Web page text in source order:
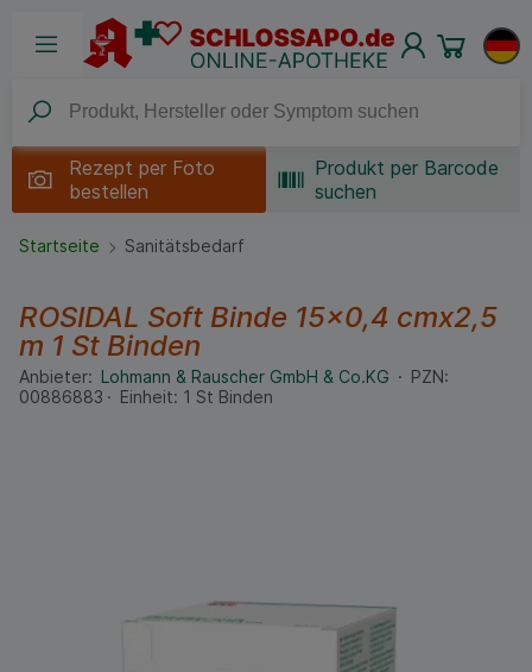
Rezept per Foto
bestellen
Produkt per Barcode
suchen
Startseite Sanitätsbedarf
ROSIDAL Soft Binde 15x0,4 cmx2,5
m 1 St Binden
Anbieter: Lohmann & Rauscher GmbH & Co.KG
PZN:
00886883
Einheit: 1 St Binden